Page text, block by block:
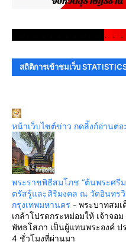
. . .
สถิติการเข้าชมเว็บ
หน้าเว็บไซต์ข่าว กดลิ้งก์อ่านต่อ
พระราชพิธีสมโภช “ต้นพระศรี
ตรัสรู้และสิริมงคล ณ วัดอินทร
กรุงเทพมหานคร - พระบาทสมเ
เกล้าโปรดกระหม่อมให้ เจ้าจ
พัทธโสภา เป็นผู้แทนพระองค์
4 ชั่วโมงที่ผ่านมา